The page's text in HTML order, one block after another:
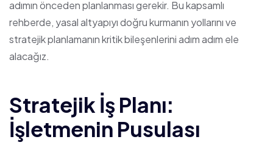
adımın önceden planlanması gerekir. Bu kapsamlı
rehberde, yasal altyapıyı doğru kurmanın yollarını ve
stratejik planlamanın kritik bileşenlerini adım adım ele
alacağız.
Stratejik İş Planı:
İşletmenin Pusulası